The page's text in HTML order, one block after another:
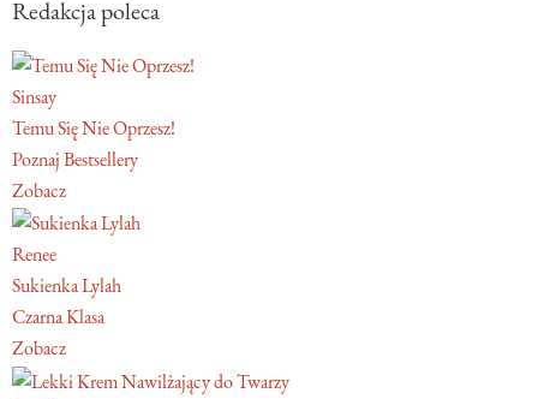
Redakcja poleca
Sinsay
Temu Się Nie Oprzesz!
Poznaj Bestsellery
Zobacz
Renee
Sukienka Lylah
Czarna Klasa
Zobacz